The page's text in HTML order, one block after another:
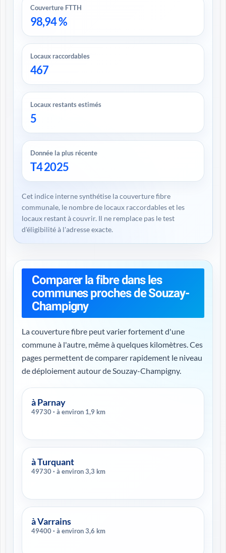
Couverture FTTH
98,94 %
Locaux raccordables
467
Locaux restants estimés
5
Donnée la plus récente
T4 2025
Cet indice interne synthétise la couverture fibre
communale, le nombre de locaux raccordables et les
locaux restant à couvrir. Il ne remplace pas le test
d'éligibilité à l'adresse exacte.
Comparer la fibre dans les
communes proches de Souzay-
Champigny
La couverture fibre peut varier fortement d'une
commune à l'autre, même à quelques kilomètres. Ces
pages permettent de comparer rapidement le niveau
de déploiement autour de Souzay-Champigny.
à Parnay
49730 · à environ 1,9 km
à Turquant
49730 · à environ 3,3 km
à Varrains
49400 · à environ 3,6 km